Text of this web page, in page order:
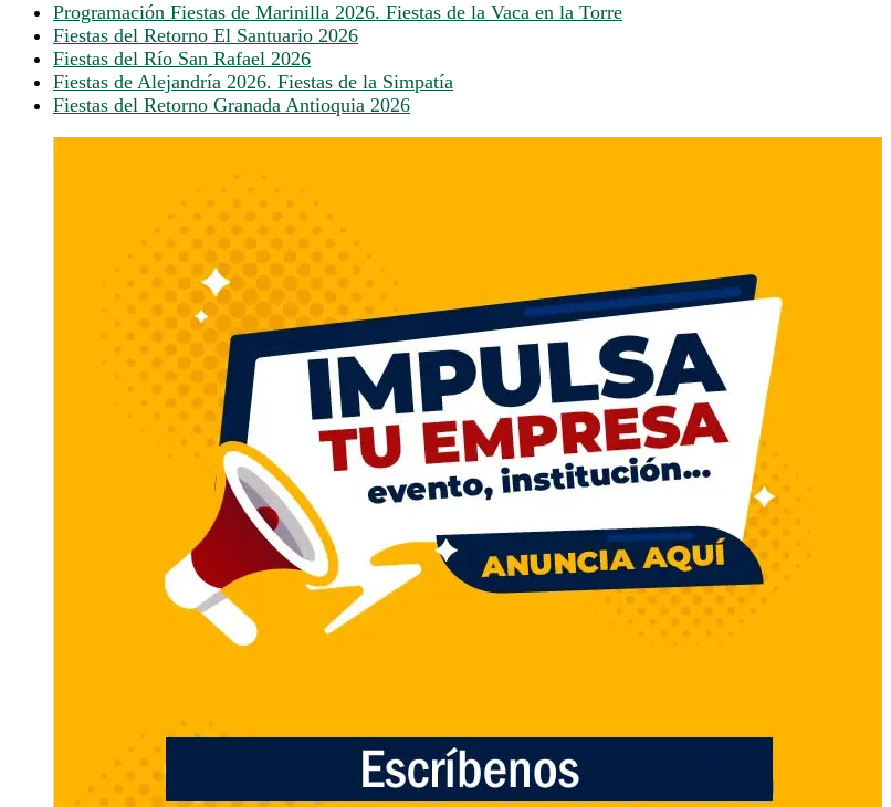
Programación Fiestas de Marinilla 2026. Fiestas de la Vaca en la Torre
Fiestas del Retorno El Santuario 2026
Fiestas del Río San Rafael 2026
Fiestas de Alejandría 2026. Fiestas de la Simpatía
Fiestas del Retorno Granada Antioquia 2026